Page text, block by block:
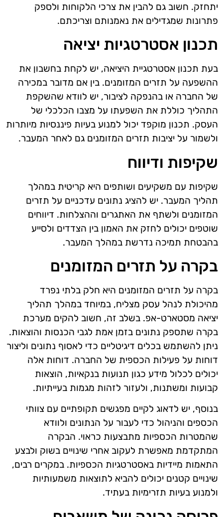
יתחזק. חשוב גם להבין את צרכי הלקוחות ולספק
פתרונות שמגדילים את נאמנותם וצריכתם.
תכנון אסטרטגיות יציאה
בעת תכנון אסטרטגיית היציאה, יש לקחת בחשבון את
ההשפעה על תזרים המזומנים. בין אם מדובר במכירה
של החברה או בהנפקה לציבור, יש לוודא שהשקפת
התהליך כוללת את השפעתו על מצבו הכלכלי של
העסק. תכנון מוקפד יכול למנוע בעיות פיננסיות מיותרות
ולשמור על יציבות תזרים המזומנים גם לאחר המעבר.
שקיפות ודיווח
שקיפות עם משקיעים ושותפים היא קריטית במהלך
תהליך המעבר. יש להציג נתונים עדכניים על תזרים
המזומנים ולשתף את האתגרים וההצלחות. דיווחים
שוטפים יכולים לחזק את האמון בין הצדדים ולסייע
בהבטחת תמיכה נדרשת במהלך המעבר.
בקרה על תזרים המזומנים
בקרה על תזרים המזומנים היא חלק בלתי נפרד
מהיכולת לנהל עסק מצליח, במיוחד במהלך תהליך
יציאה מסטארט-אפ. בשלב זה, חשוב להקים מערכת
בקרה שתספק נתונים בזמן אמת לגבי הכנסות והוצאות.
ניתן להשתמש בכלים דיגיטליים כדי לאסוף נתונים וליצור
דוחות על פעילות הכספית של החברה. דוחות אלה
יכולים לכלול מידע כגון תנועות בנקאיות, הוצאות
קבועות ומשתנות, ולעזור לזהות מגמות בעייתיות.
בנוסף, יש לדאוג לקיים מפגשים תקופתיים עם צוותי
הכספים והניהול כדי לעבור על הנתונים ולוודא
שהמטרות הכספיות מתבצעות כראוי. הבקרה
המתקדמת מאפשרת לעקוב אחרי שינויים בשוק ולבצע
התאמות מיידיות באסטרטגיות הכספיות. במקרים רבים,
שינויים קטנים יכולים להביא לתוצאות משמעותיות
ולמנוע בעיות תזרימיות בעתיד.